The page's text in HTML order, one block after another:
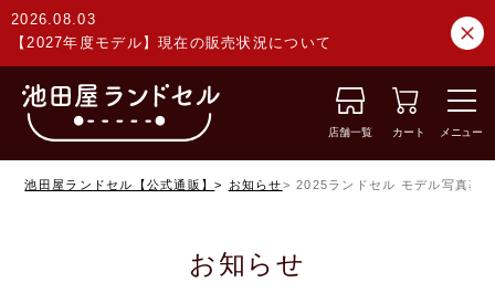
2026.08.03
【2027年度モデル】現在の販売状況について
店舗一覧 カート メニュー
池田屋ランドセル【公式通販】 お知らせ 2025ランドセル モデル写真募
お知らせ